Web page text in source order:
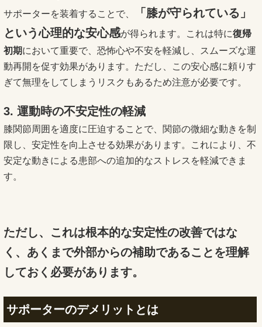
サポーターを装着することで、
「膝が守られている」
という心理的な安心感が得られます。これは特に復帰
初期において重要で、恐怖心や不安を軽減し、スムーズな運
動再開を促す効果があります。ただし、この安心感に頼りす
ぎて無理をしてしまうリスクもあるため注意が必要です。
3. 運動時の不安定性の軽減
膝関節周囲を適度に圧迫することで、関節の微細な動きを制
限し、安定性を向上させる効果があります。これにより、不
安定な動きによる患部への追加的なストレスを軽減できま
す。
ただし、これは根本的な安定性の改善ではな
く、あくまで外部からの補助であることを理解
しておく必要があります。
サポーターのデメリットとは